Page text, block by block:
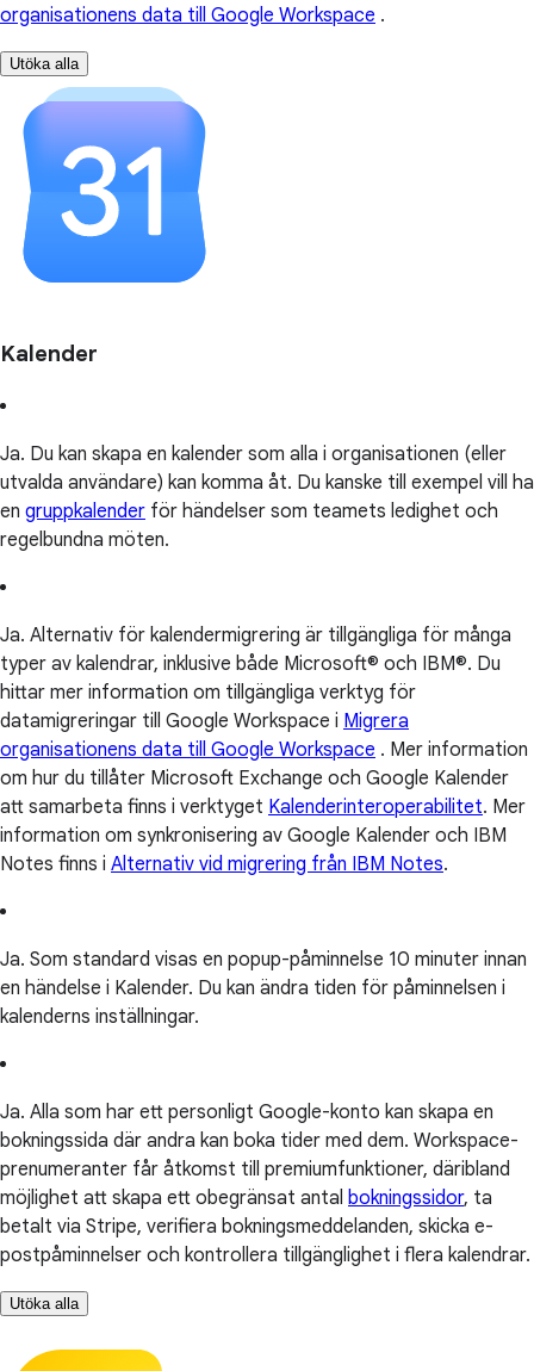
organisationens data till Google Workspace .
Utöka alla
Kalender
Ja. Du kan skapa en kalender som alla i organisationen (eller
utvalda användare) kan komma åt. Du kanske till exempel vill ha
en gruppkalender för händelser som teamets ledighet och
regelbundna möten.
Ja. Alternativ för kalendermigrering är tillgängliga för många
typer av kalendrar, inklusive både Microsoft® och IBM®. Du
hittar mer information om tillgängliga verktyg för
datamigreringar till Google Workspace i Migrera
organisationens data till Google Workspace . Mer information
om hur du tillåter Microsoft Exchange och Google Kalender
att samarbeta finns i verktyget Kalenderinteroperabilitet. Mer
information om synkronisering av Google Kalender och IBM
Notes finns i Alternativ vid migrering från IBM Notes.
Ja. Som standard visas en popup-påminnelse 10 minuter innan
en händelse i Kalender. Du kan ändra tiden för påminnelsen i
kalenderns inställningar.
Ja. Alla som har ett personligt Google-konto kan skapa en
bokningssida där andra kan boka tider med dem. Workspace-
prenumeranter får åtkomst till premiumfunktioner, däribland
möjlighet att skapa ett obegränsat antal bokningssidor, ta
betalt via Stripe, verifiera bokningsmeddelanden, skicka e-
postpåminnelser och kontrollera tillgänglighet i flera kalendrar.
Utöka alla